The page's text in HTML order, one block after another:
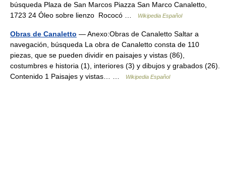
búsqueda Plaza de San Marcos Piazza San Marco Canaletto,
1723 24 Óleo sobre lienzo Rococó …
Wikipedia Español
Obras de Canaletto — Anexo:Obras de Canaletto Saltar a
navegación, búsqueda La obra de Canaletto consta de 110
piezas, que se pueden dividir en paisajes y vistas (86),
costumbres e historia (1), interiores (3) y dibujos y grabados (26).
Contenido 1 Paisajes y vistas… …
Wikipedia Español